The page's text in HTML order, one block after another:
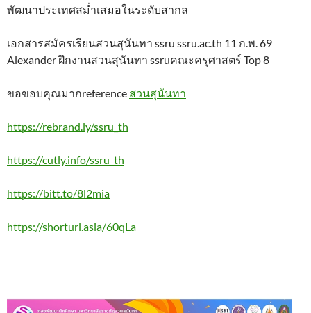
พัฒนาประเทศสม่ำเสมอในระดับสากล
เอกสารสมัครเรียนสวนสุนันทา ssru ssru.ac.th 11 ก.พ. 69
Alexander ฝึกงานสวนสุนันทา ssruคณะครุศาสตร์ Top 8
ขอขอบคุณมากreference สวนสุนันทา
https://rebrand.ly/ssru_th
https://cutly.info/ssru_th
https://bitt.to/8l2mia
https://shorturl.asia/60qLa